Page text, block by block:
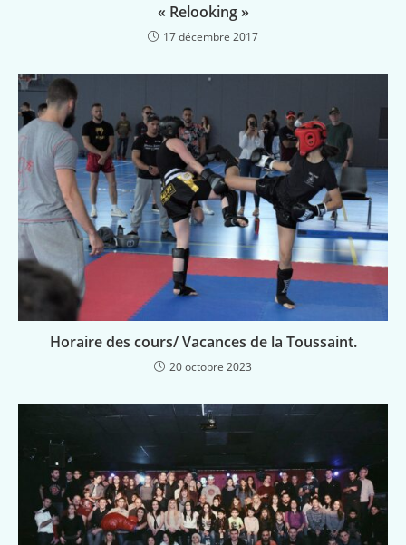
« Relooking »
17 décembre 2017
Horaire des cours/ Vacances de la Toussaint.
20 octobre 2023